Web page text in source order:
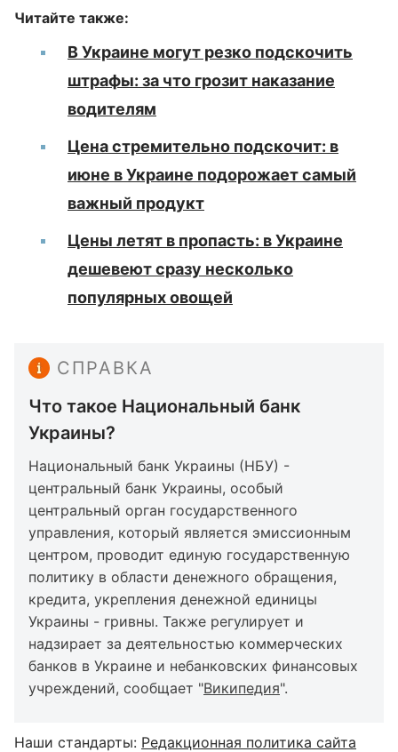
Читайте также:
В Украине могут резко подскочить
штрафы: за что грозит наказание
водителям
Цена стремительно подскочит: в
июне в Украине подорожает самый
важный продукт
Цены летят в пропасть: в Украине
дешевеют сразу несколько
популярных овощей
СПРАВКА
Что такое Национальный банк
Украины?
Национальный банк Украины (НБУ) -
центральный банк Украины, особый
центральный орган государственного
управления, который является эмиссионным
центром, проводит единую государственную
политику в области денежного обращения,
кредита, укрепления денежной единицы
Украины - гривны. Также регулирует и
надзирает за деятельностью коммерческих
банков в Украине и небанковских финансовых
учреждений, сообщает "Википедия".
Наши стандарты: Редакционная политика сайта